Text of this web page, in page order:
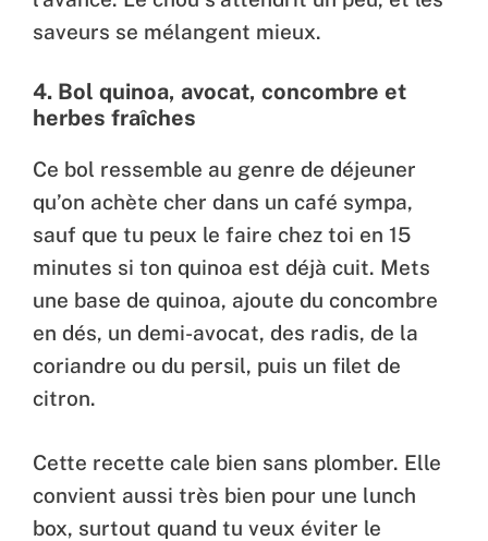
saveurs se mélangent mieux.
4. Bol quinoa, avocat, concombre et
herbes fraîches
Ce bol ressemble au genre de déjeuner
qu’on achète cher dans un café sympa,
sauf que tu peux le faire chez toi en 15
minutes si ton quinoa est déjà cuit. Mets
une base de quinoa, ajoute du concombre
en dés, un demi-avocat, des radis, de la
coriandre ou du persil, puis un filet de
citron.
Cette recette cale bien sans plomber. Elle
convient aussi très bien pour une lunch
box, surtout quand tu veux éviter le